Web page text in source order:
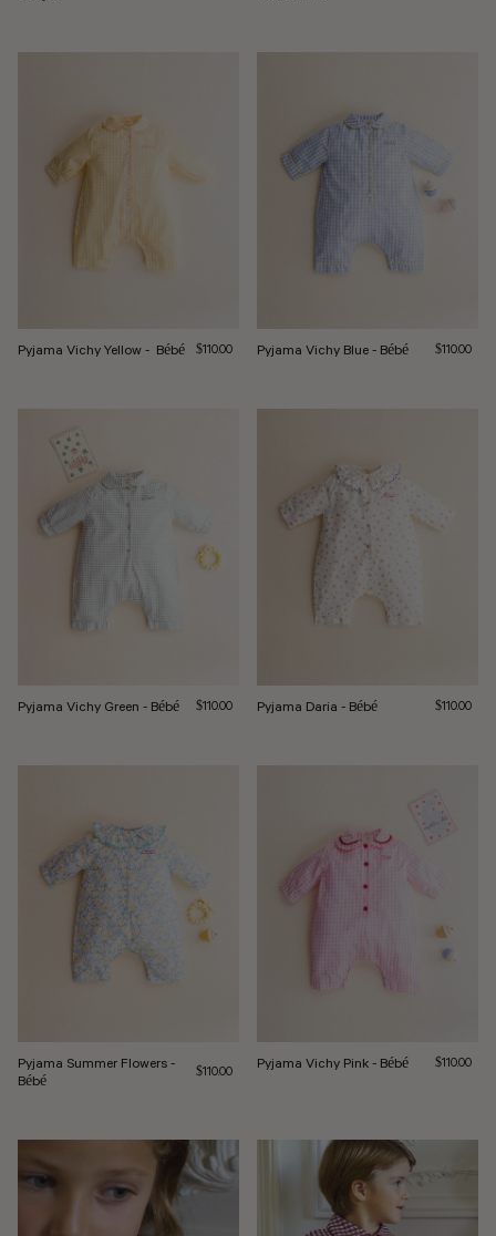
Pyjama Vichy Yellow - Bébé Prix régulier
$110.00 Pyjama Vichy Blue - Bébé Prix
$110.00
Pyjama Vichy Green - Bébé Prix régulier
$110.00 Pyjama Daria - Bébé Prix
$110.00
Pyjama Summer Flowers -
Bébé
Prix régulier
$110.00 Pyjama Vichy Pink - Bébé Prix
$110.00